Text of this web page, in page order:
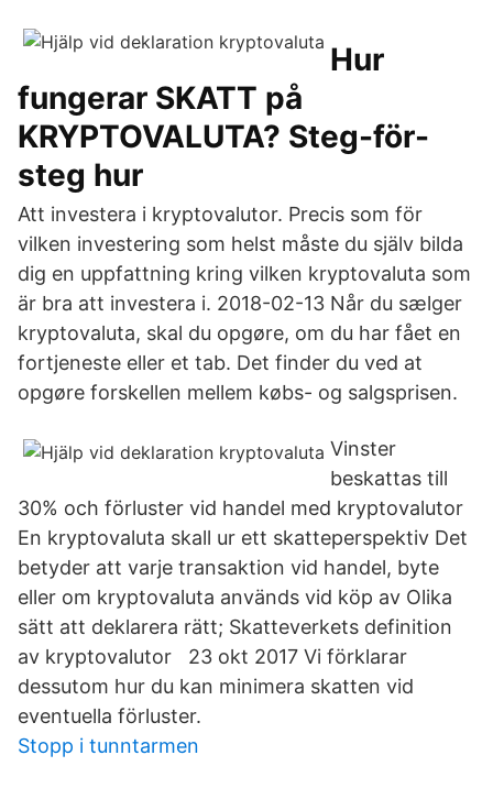
Hur
fungerar SKATT på
KRYPTOVALUTA? Steg-för-
steg hur
Att investera i kryptovalutor. Precis som för
vilken investering som helst måste du själv bilda
dig en uppfattning kring vilken kryptovaluta som
är bra att investera i. 2018-02-13 Når du sælger
kryptovaluta, skal du opgøre, om du har fået en
fortjeneste eller et tab. Det finder du ved at
opgøre forskellen mellem købs- og salgsprisen.
Vinster
beskattas till
30% och förluster vid handel med kryptovalutor
En kryptovaluta skall ur ett skatteperspektiv Det
betyder att varje transaktion vid handel, byte
eller om kryptovaluta används vid köp av Olika
sätt att deklarera rätt; Skatteverkets definition
av kryptovalutor 23 okt 2017 Vi förklarar
dessutom hur du kan minimera skatten vid
eventuella förluster.
Stopp i tunntarmen